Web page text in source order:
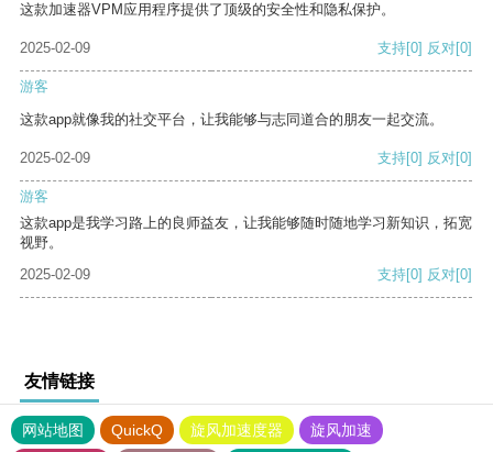
这款加速器VPM应用程序提供了顶级的安全性和隐私保护。
2025-02-09 支持[0] 反对[0]
游客
这款app就像我的社交平台，让我能够与志同道合的朋友一起交流。
2025-02-09 支持[0] 反对[0]
游客
这款app是我学习路上的良师益友，让我能够随时随地学习新知识，拓宽
视野。
2025-02-09
支持[0] 反对[0]
友情链接
网站地图 QuickQ 旋风加速度器 旋风加速